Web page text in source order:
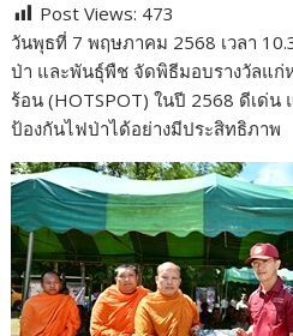
e
b
o
o
k
itt
er
d
di
t
e g
g
er
Post Views: 473
วันพุธที่ 7 พฤษภาคม 2568 เวลา
ป่า และพันธุ์พืช จัดพิธีมอบรางวัลแก่
ร้อน (HOTSPOT) ในปี 2568 ดีเด่
ป้องกันไฟป่าได้อย่างมีประสิทธิภาพ